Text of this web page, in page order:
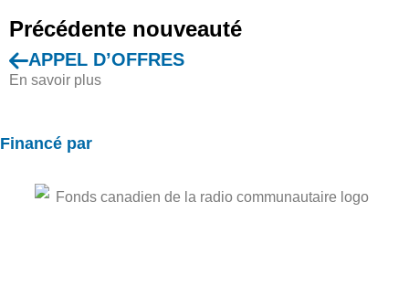
Précédente nouveauté
APPEL D’OFFRES
En savoir plus
Financé par